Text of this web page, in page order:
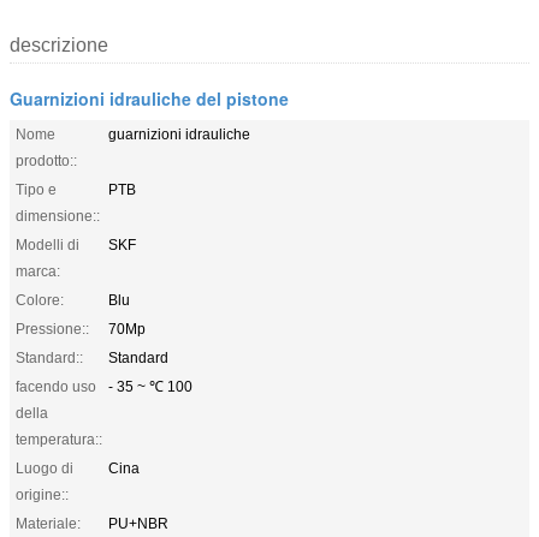
descrizione
Guarnizioni idrauliche del pistone
Nome
prodotto::
guarnizioni idrauliche
Tipo e
dimensione::
PTB
Modelli di
marca:
SKF
Colore:
Blu
Pressione::
70Mp
Standard::
Standard
facendo uso
della
temperatura::
- 35 ~ ℃ 100
Luogo di
origine::
Cina
Materiale:
PU+NBR